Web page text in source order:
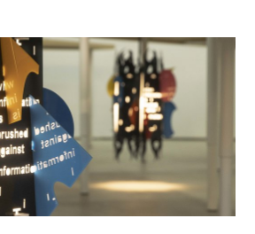
概想法。我喜欢把各种材料拟人
料，它如果代表一个一个人的
来，散落的东西就会被埋没在
再看到太阳。我把它拿出来，
看起来像宇宙星空一样，这就
一《同一个宇宙》
影像。对应标题中的另一个意
》（2023）这件作品被设置在第
从小门侧身走入。在这里，四面
白纸列阵覆盖，白纸上附着着商
仿真水滴。踱步其间，不免有
汉白玉地宫的禁闭感。
看路径，第二展厅里出现更多
整个展厅被一面倾斜的展墙一
一大片弹力布面，上边印有艺